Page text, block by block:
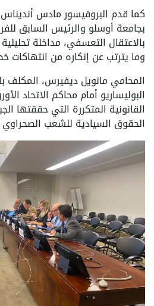
كما قدم البروفيسور مادس
بجامعة أوسلو والرئيس السابق
بالاعتقال التعسفي، مداخلة
وما يترتب عن إنكاره من انتهاكات
المحامي مانويل ديفيرس، المكلف
البوليساريو أمام محاكم الاتحاد
القانونية المتكررة التي حققتها
الحقوق السيادية للشعب الصحراوي